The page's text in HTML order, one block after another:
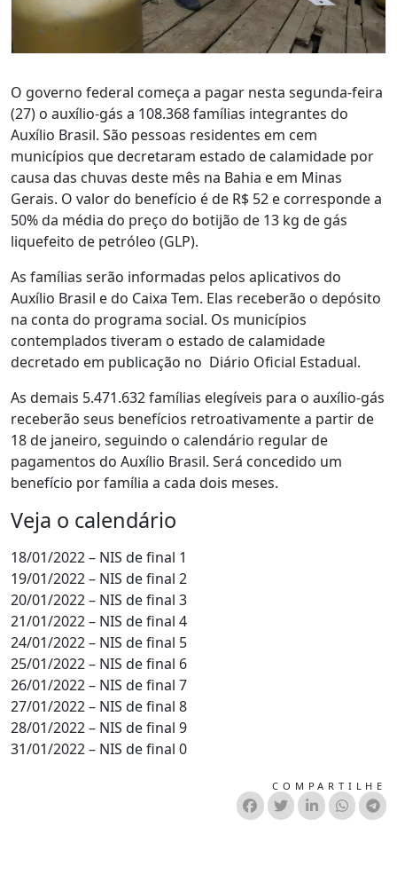
O governo federal começa a pagar nesta segunda-feira
(27) o auxílio-gás a 108.368 famílias integrantes do
Auxílio Brasil. São pessoas residentes em cem
municípios que decretaram estado de calamidade por
causa das chuvas deste mês na Bahia e em Minas
Gerais. O valor do benefício é de R$ 52 e corresponde a
50% da média do preço do botijão de 13 kg de gás
liquefeito de petróleo (GLP).
As famílias serão informadas pelos aplicativos do
Auxílio Brasil e do Caixa Tem. Elas receberão o depósito
na conta do programa social. Os municípios
contemplados tiveram o estado de calamidade
decretado em publicação no Diário Oficial Estadual.
As demais 5.471.632 famílias elegíveis para o auxílio-gás
receberão seus benefícios retroativamente a partir de
18 de janeiro, seguindo o calendário regular de
pagamentos do Auxílio Brasil. Será concedido um
benefício por família a cada dois meses.
Veja o calendário
18/01/2022 – NIS de final 1
19/01/2022 – NIS de final 2
20/01/2022 – NIS de final 3
21/01/2022 – NIS de final 4
24/01/2022 – NIS de final 5
25/01/2022 – NIS de final 6
26/01/2022 – NIS de final 7
27/01/2022 – NIS de final 8
28/01/2022 – NIS de final 9
31/01/2022 – NIS de final 0
COMPARTILHE